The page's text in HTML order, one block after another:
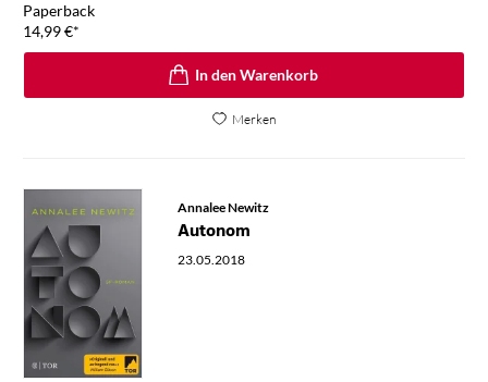
Paperback
14,99€*
In den Warenkorb
Merken
Annalee Newitz
Autonom
23.05.2018